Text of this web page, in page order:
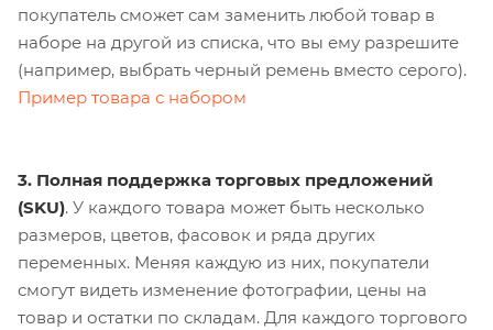
покупатель сможет сам заменить любой товар в
наборе на другой из списка, что вы ему разрешите
(например, выбрать черный ремень вместо серого).
Пример товара с набором
3. Полная поддержка торговых предложений
(SKU). У каждого товара может быть несколько
размеров, цветов, фасовок и ряда других
переменных. Меняя каждую из них, покупатели
смогут видеть изменение фотографии, цены на
товар и остатки по складам. Для каждого торгового